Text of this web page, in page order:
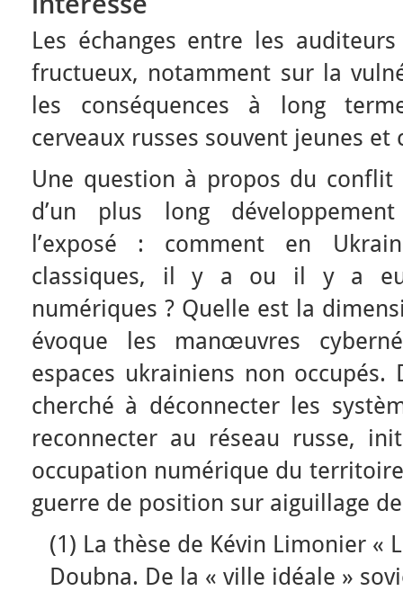
Les échanges entre les
fructueux, notamment sur la
les conséquences à long
cerveaux russes souvent jeunes et
Une question à propos du conflit
d’un plus long
l’exposé : comment en
classiques, il y a ou il y a
numériques ? Quelle est la
évoque les manœuvres
espaces ukrainiens non occupés.
cherché à déconnecter les
reconnecter au réseau russe,
occupation numérique du
guerre de position sur aiguillage
(1) La thèse de Kévin Limonier «
Doubna. De la « ville idéale »